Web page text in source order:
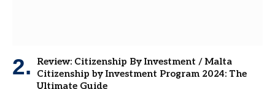
Review: Citizenship By Investment / Malta
Citizenship by Investment Program 2024: The
Ultimate Guide